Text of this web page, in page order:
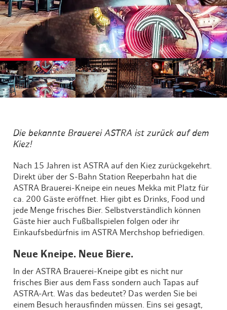
© © ©
Die bekannte Brauerei ASTRA ist zurück auf dem
Kiez!
Nach 15 Jahren ist ASTRA auf den Kiez zurückgekehrt.
Direkt über der S-Bahn Station Reeperbahn hat die
ASTRA Brauerei-Kneipe ein neues Mekka mit Platz für
ca. 200 Gäste eröffnet. Hier gibt es Drinks, Food und
jede Menge frisches Bier. Selbstverständlich können
Gäste hier auch Fußballspielen folgen oder ihr
Einkaufsbedürfnis im ASTRA Merchshop befriedigen.
Neue Kneipe. Neue Biere.
In der ASTRA Brauerei-Kneipe gibt es nicht nur
frisches Bier aus dem Fass sondern auch Tapas auf
ASTRA-Art. Was das bedeutet? Das werden Sie bei
einem Besuch herausfinden müssen. Eins sei gesagt,